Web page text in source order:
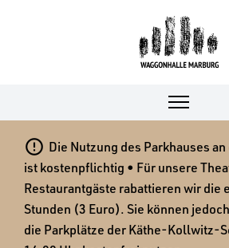
 Die Nutzung des Parkhauses
ist kostenpflichtig • Für unsere
Restaurantgäste rabattieren wir die
Stunden (3 Euro). Sie können
die Parkplätze der Käthe-Kollwitz-